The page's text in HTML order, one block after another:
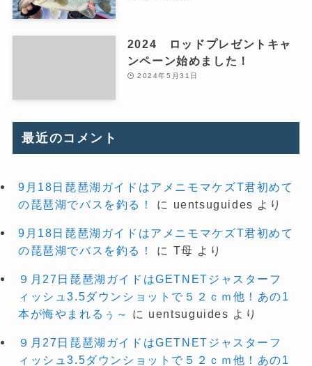
2024 ロッドプレゼントキャ
ンペーン始めました！
2024年5月31日
最近のコメント
9月18日琵琶湖ガイドはアメニモマケズT君初めて
の琵琶湖でバスを釣る！
に uentsuguides より
9月18日琵琶湖ガイドはアメニモマケズT君初めて
の琵琶湖でバスを釣る！
に T母 より
９月27日琵琶湖ガイドはGETNETジャスターフ
ィッシュ3.5ダウンショットで５２ｃｍ他！あの1
本が悔やまれるぅ～
に uentsuguides より
９月27日琵琶湖ガイドはGETNETジャスターフ
ィッシュ3.5ダウンショットで５２ｃｍ他！あの1